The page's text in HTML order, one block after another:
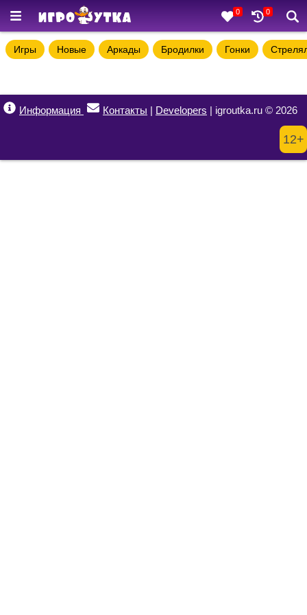
0 0
Игры Новые Аркады Бродилки Гонки
Информация Контакты | Developers | igroutka.ru © 2026
12+